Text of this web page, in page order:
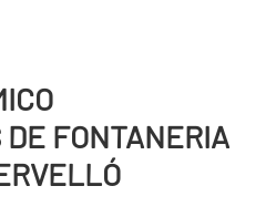
FONTANERIA